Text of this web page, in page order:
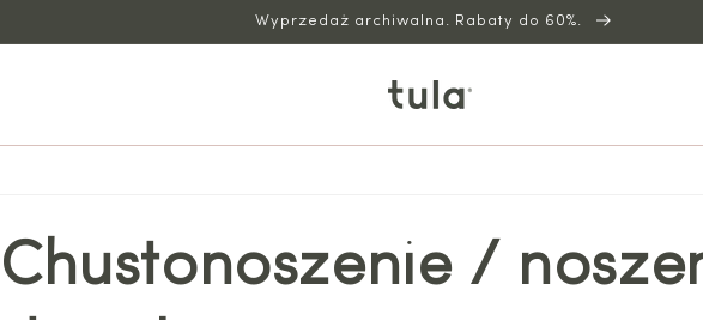
Wyprzedaż archiwalna. Rabaty do 60%.
Chustonoszenie /